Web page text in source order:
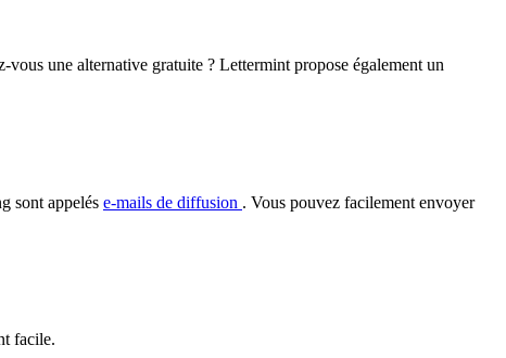
une alternative gratuite ? Lettermint propose également un
sont appelés e-mails de diffusion . Vous pouvez facilement envoyer
facile.